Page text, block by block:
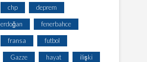
chp deprem
erdoğan fenerbahce
fransa futbol
Gazze hayat ilişki